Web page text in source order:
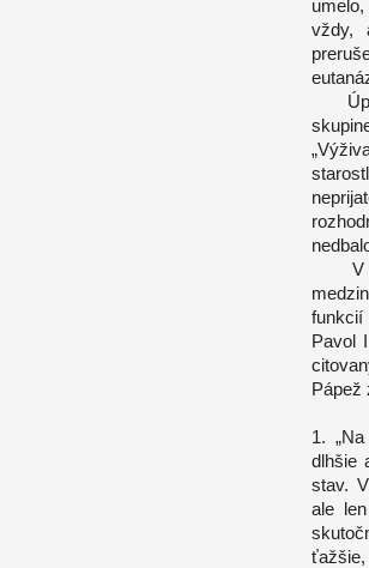
vždy,
V
Pavol
Pápež
1.
dlhšie
stav.
ale
ťažšie,